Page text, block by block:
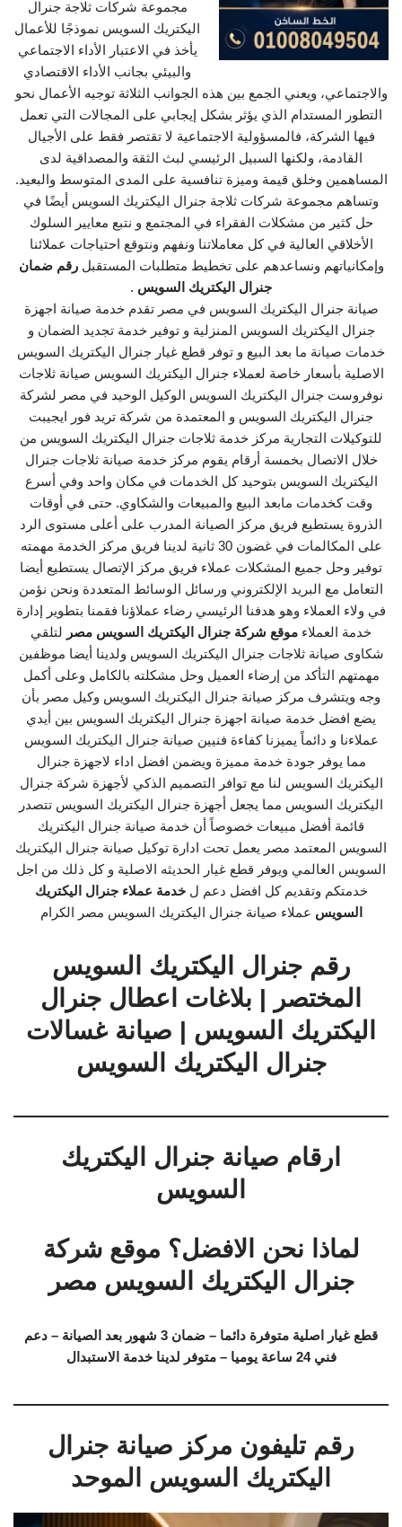
مجموعة شركات ثلاجة جنرال
اليكتريك السويس نموذجًا للأعمال
يأخذ في الاعتبار الأداء الاجتماعي
والبيئي بجانب الأداء الاقتصادي
والاجتماعي، ويعني الجمع بين هذه الجوانب الثلاثة توجيه الأعمال نحو
التطور المستدام الذي يؤثر بشكل إيجابي على المجالات التي تعمل
فيها الشركة، فالمسؤولية الاجتماعية لا تقتصر فقط على الأجيال
القادمة، ولكنها السبيل الرئيسي لبث الثقة والمصداقية لدى
المساهمين وخلق قيمة وميزة تنافسية على المدى المتوسط والبعيد.
وتساهم مجموعة شركات ثلاجة جنرال اليكتريك السويس أيضًا في
حل كثير من مشكلات الفقراء في المجتمع و نتبع معايير السلوك
الأخلاقي العالية في كل معاملاتنا ونفهم ونتوقع احتياجات عملائنا
وإمكانياتهم ونساعدهم على تخطيط متطلبات المستقبلرقم ضمان
جنرال اليكتريك السويس .
صيانة جنرال اليكتريك السويس في مصر تقدم خدمة صيانة اجهزة
جنرال اليكتريك السويس المنزلية و توفير خدمة تجديد الضمان و
خدمات صيانة ما بعد البيع و توفر قطع غيار جنرال اليكتريك السويس
الاصلية بأسعار خاصة لعملاء جنرال اليكتريك السويس صيانة ثلاجات
نوفروست جنرال اليكتريك السويس الوكيل الوحيد في مصر لشركة
جنرال اليكتريك السويس و المعتمدة من شركة تريد فور ايجيبت
للتوكيلات التجارية مركز خدمة ثلاجات جنرال اليكتريك السويس من
خلال الاتصال بخمسة أرقام يقوم مركز خدمة صيانة ثلاجات جنرال
اليكتريك السويس بتوحيد كل الخدمات في مكان واحد وفي أسرع
وقت كخدمات مابعد البيع والمبيعات والشكاوي. حتى في أوقات
الذروة يستطيع فريق مركز الصيانة المدرب على أعلى مستوى الرد
على المكالمات في غضون 30 ثانية لدينا فريق مركز الخدمة مهمته
توفير وحل جميع المشكلات عملاء فريق مركز الإتصال يستطيع أيضا
التعامل مع البريد الإلكتروني ورسائل الوسائط المتعددة ونحن نؤمن
في ولاء العملاء وهو هدفنا الرئيسي رضاء عملاؤنا فقمنا بتطوير إدارة
خدمة العملاء موقع شركة جنرال اليكتريك السويس مصر لتلقي
شكاوى صيانة ثلاجات جنرال اليكتريك السويس ولدينا أيضا موظفين
مهمتهم التأكد من إرضاء العميل وحل مشكلته بالكامل وعلى أكمل
وجه ويتشرف مركز صيانة جنرال اليكتريك السويس وكيل مصر بأن
يضع افضل خدمة صيانة اجهزة جنرال اليكتريك السويس بين أيدي
عملاءنا و دائماً يميزنا كفاءة فنيين صيانة جنرال اليكتريك السويس
مما يوفر جودة خدمة مميزة ويضمن افضل اداء لاجهزة جنرال
اليكتريك السويس لنا مع توافر التصميم الذكي لأجهزة شركة جنرال
اليكتريك السويس مما يجعل أجهزة جنرال اليكتريك السويس تتصدر
قائمة أفضل مبيعات خصوصاً أن خدمة صيانة جنرال اليكتريك
السويس المعتمد مصر يعمل تحت ادارة توكيل صيانة جنرال اليكتريك
السويس العالمي ويوفر قطع غيار الحديثه الاصلية و كل ذلك من اجل
خدمتكم وتقديم كل افضل دعم لخدمة عملاء جنرال اليكتريك
السويس عملاء صيانة جنرال اليكتريك السويس مصر الكرام
رقم جنرال اليكتريك السويس
المختصر | بلاغات اعطال جنرال
اليكتريك السويس | صيانة غسالات
جنرال اليكتريك السويس
ارقام صيانة جنرال اليكتريك
السويس
لماذا نحن الافضل؟ موقع شركة
جنرال اليكتريك السويس مصر
قطع غيار اصلية متوفرة دائما – ضمان 3 شهور بعد الصيانة – دعم
فني 24 ساعة يوميا – متوفر لدينا خدمة الاستبدال
رقم تليفون مركز صيانة جنرال
اليكتريك السويس الموحد